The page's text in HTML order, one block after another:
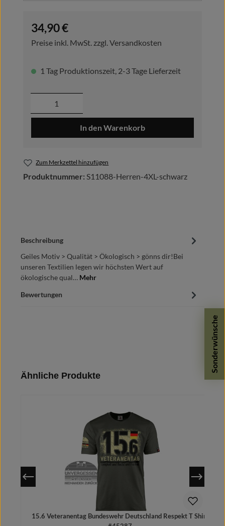
Regulärer Preis:
34,90 €
Preise inkl. MwSt. zzgl. Versandkosten
1 Tag Produktionszeit, 2-3 Tage Lieferzeit
Produkt Anzahl: Gib den gewünschten
In den Warenkorb
Zum Merkzettel hinzufügen
Produktnummer: S11088-Herren-4XL-schwarz
Sonderwünsche
Beschreibung
Geiles Motiv > Qualität > Ökologisch > gönns dir!Bei
unseren Textilien legen wir höchsten Wert auf
ökologische qual… Mehr
Bewertungen
Produktgalerie überspringen
Ähnliche Produkte
15.6 Veteranentag Bundeswehr Deutschland Respekt T Shirt